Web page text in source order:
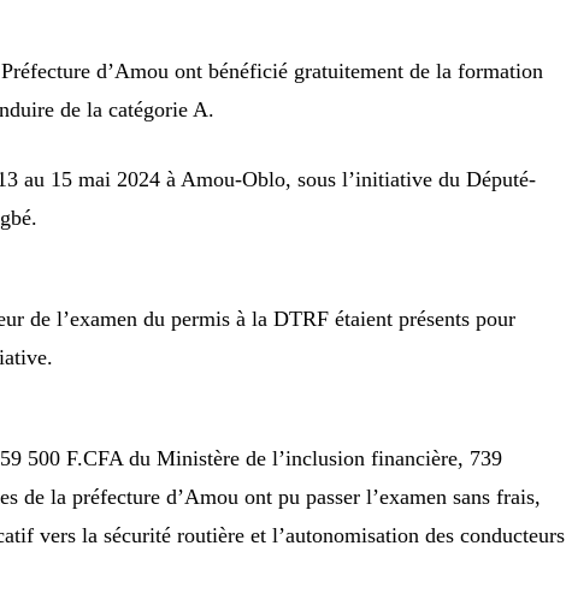
d’Amou ont bénéficié gratuitement de la formation
de la catégorie A.
au 15 mai 2024 à Amou-Oblo, sous l’initiative du Député-
de l’examen du permis à la DTRF étaient présents pour
500 F.CFA du Ministère de l’inclusion financière, 739
de la préfecture d’Amou ont pu passer l’examen sans frais,
vers la sécurité routière et l’autonomisation des conducteurs